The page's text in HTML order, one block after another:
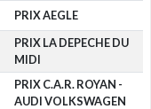
PRIX AEGLE
PRIX LA DEPECHE DU
MIDI
PRIX C.A.R. ROYAN -
AUDI VOLKSWAGEN